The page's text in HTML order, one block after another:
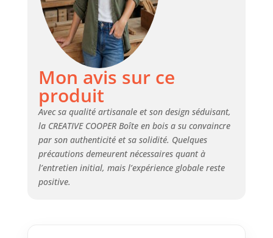
comme banc confortable ou
table supplémentaire.
Dimensions : 77 x 49 x 45 cm.
Poids : 24 kg. Avec fixations
métalliques et charnière de
cadenas en métal
Mon avis sur ce
produit
Avec sa qualité artisanale et son design séduisant,
la CREATIVE COOPER Boîte en bois a su convaincre
par son authenticité et sa solidité. Quelques
précautions demeurent nécessaires quant à
l’entretien initial, mais l’expérience globale reste
positive.